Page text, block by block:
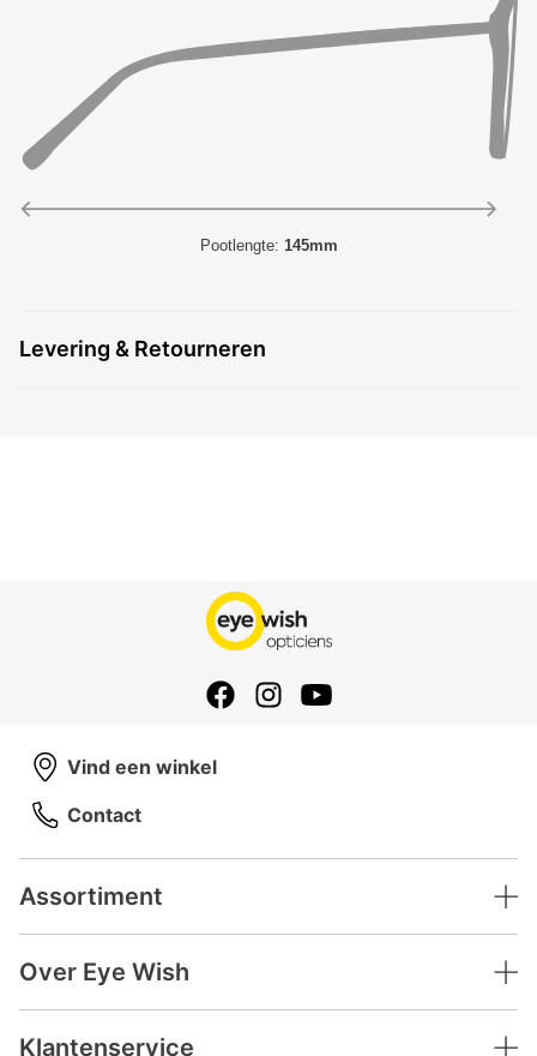
Pootlengte: 145mm
Levering & Retourneren
Assortiment
Over Eye Wish
Klantenservice
Vind een winkel
Contact